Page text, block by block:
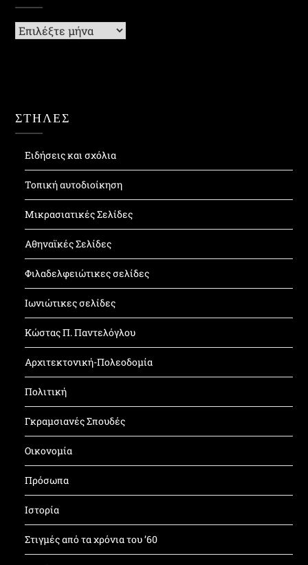
Ιστορικό
ΣΤΗΛΕΣ
Ειδήσεις και σχόλια
Τοπική αυτοδιοίκηση
Μικρασιατικές Σελίδες
Αθηναϊκές Σελίδες
Φιλαδελφειώτικες σελίδες
Ιωνιώτικες σελίδες
Κώστας Π. Παντελόγλου
Αρχιτεκτονική-Πολεοδομία
Πολιτική
Γκραμσιανές Σπουδές
Οικονομία
Πρόσωπα
Ιστορία
Στιγμές από τα χρόνια του ’60